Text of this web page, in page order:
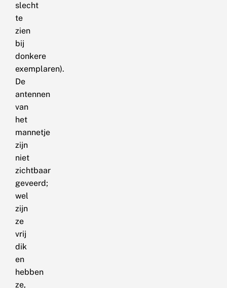
slecht
te
zien
bij
donkere
exemplaren).
De
antennen
van
het
mannetje
zijn
niet
zichtbaar
geveerd;
wel
zijn
ze
vrij
dik
en
hebben
ze,